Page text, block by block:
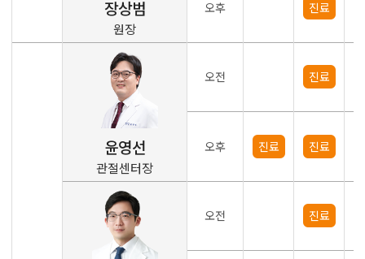
장상범
원장
오후 진료
윤영선
관절센터장
오전 진료
오후 진료 진료
오전 진료